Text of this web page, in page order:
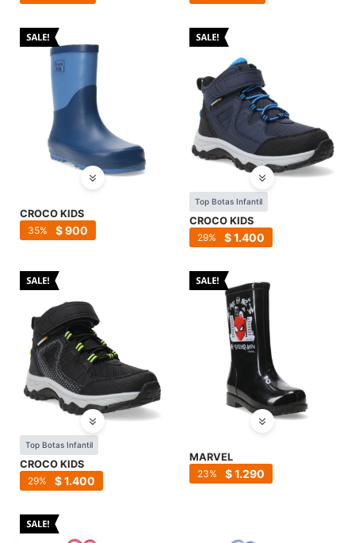
CROCO KIDS
$900
35
Top Botas Infantil
CROCO KIDS
$1.400
29
Top Botas Infantil
CROCO KIDS
$1.400
29
MARVEL
$1.290
23